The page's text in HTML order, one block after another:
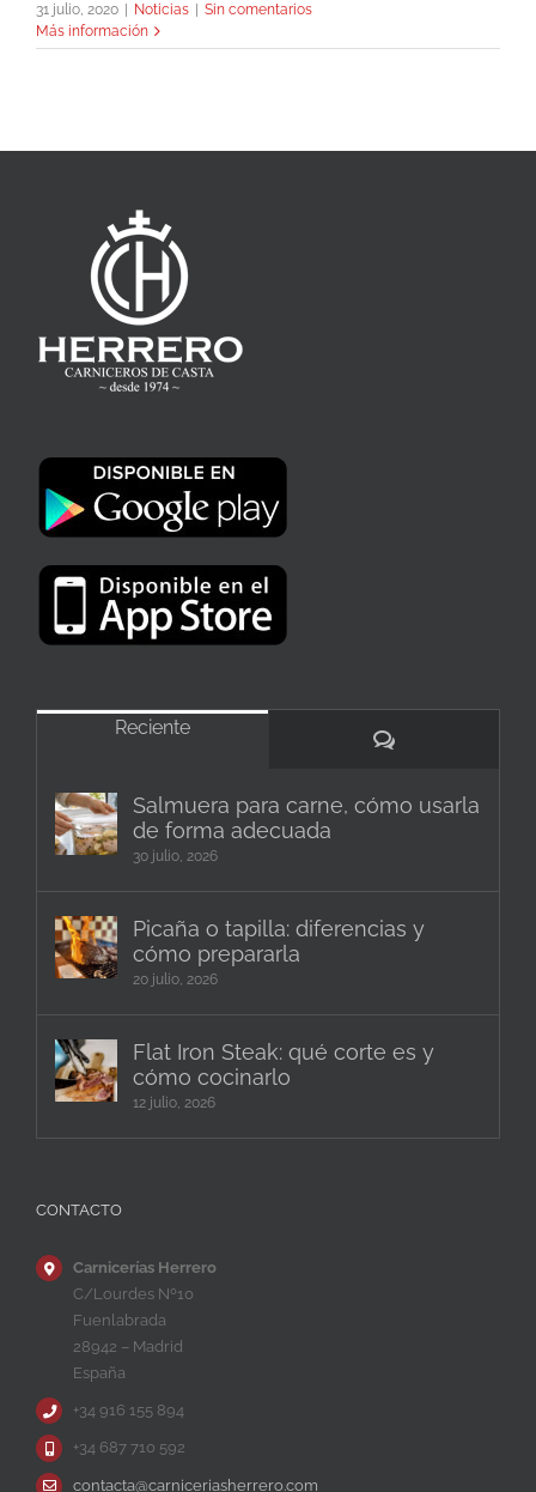
31 julio, 2020 Noticias
Sin comentarios
Más información
Reciente
Comentarios
Salmuera para carne, cómo usarla
de forma adecuada
30 julio, 2026
Picaña o tapilla: diferencias y
cómo prepararla
20 julio, 2026
Flat Iron Steak: qué corte es y
cómo cocinarlo
12 julio, 2026
CONTACTO
Carnicerías Herrero
C/Lourdes Nº10
Fuenlabrada
28942 – Madrid
España
+34 916 155 894
+34 687 710 592
contacta@carniceriasherrero.com